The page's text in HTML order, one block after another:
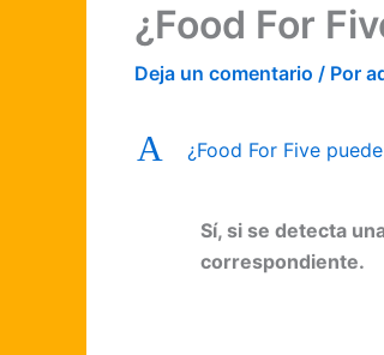
¿Food For
Deja un comentario / Por
A ¿Food For Five
Sí, si se detecta
correspondiente.